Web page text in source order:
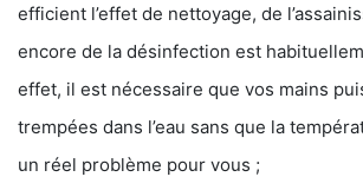
efficient l’effet de nettoyage, de
encore de la désinfection est
effet, il est nécessaire que vos mains
trempées dans l’eau sans que la
un réel problème pour vous ;